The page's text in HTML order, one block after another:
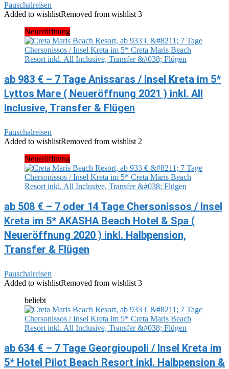
Pauschalreisen
Added to wishlistRemoved from wishlist 3
Neueröffnung
ab 983 € – 7 Tage Anissaras / Insel Kreta im 5*
Lyttos Mare ( Neueröffnung 2021 ) inkl. All
Inclusive, Transfer & Flügen
Pauschalreisen
Added to wishlistRemoved from wishlist 2
Neueröffnung
ab 508 € – 7 oder 14 Tage Chersonissos / Insel
Kreta im 5* AKASHA Beach Hotel & Spa (
Neueröffnung 2020 ) inkl. Halbpension,
Transfer & Flügen
Pauschalreisen
Added to wishlistRemoved from wishlist 3
beliebt
ab 634 € – 7 Tage Georgioupoli / Insel Kreta im
5* Hotel Pilot Beach Resort inkl. Halbpension &